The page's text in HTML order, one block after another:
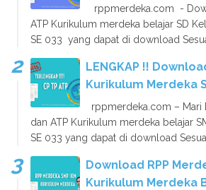
rppmerdeka.com -
ATP Kurikulum merdeka belajar SD
SE 033 yang dapat di download
LENGKAP !!
Kurikulum Merdeka
rppmerdeka.com –
dan ATP Kurikulum merdeka belajar
SE 033 yang dapat di download Sesuai
Download RPP
Kurikulum Merdeka